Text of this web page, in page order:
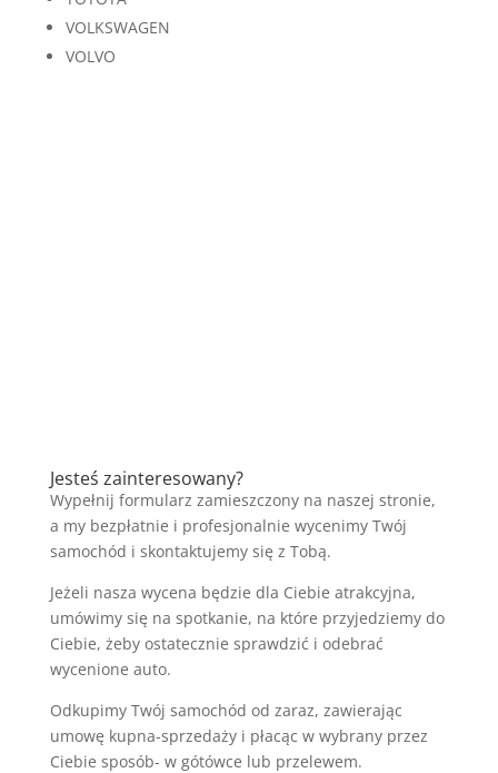
VOLKSWAGEN
VOLVO
Jesteś zainteresowany?
Wypełnij formularz zamieszczony na naszej stronie,
a my bezpłatnie i profesjonalnie wycenimy Twój
samochód i skontaktujemy się z Tobą.
Jeżeli nasza wycena będzie dla Ciebie atrakcyjna,
umówimy się na spotkanie, na które przyjedziemy do
Ciebie, żeby ostatecznie sprawdzić i odebrać
wycenione auto.
Odkupimy Twój samochód od zaraz, zawierając
umowę kupna-sprzedaży i płacąc w wybrany przez
Ciebie sposób- w gótówce lub przelewem.